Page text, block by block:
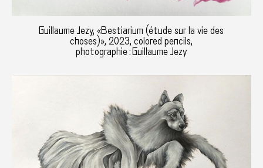
Guillaume Jezy, «Bestiarium (étude sur la vie des
choses)», 2023, colored pencils,
photographie : Guillaume Jezy